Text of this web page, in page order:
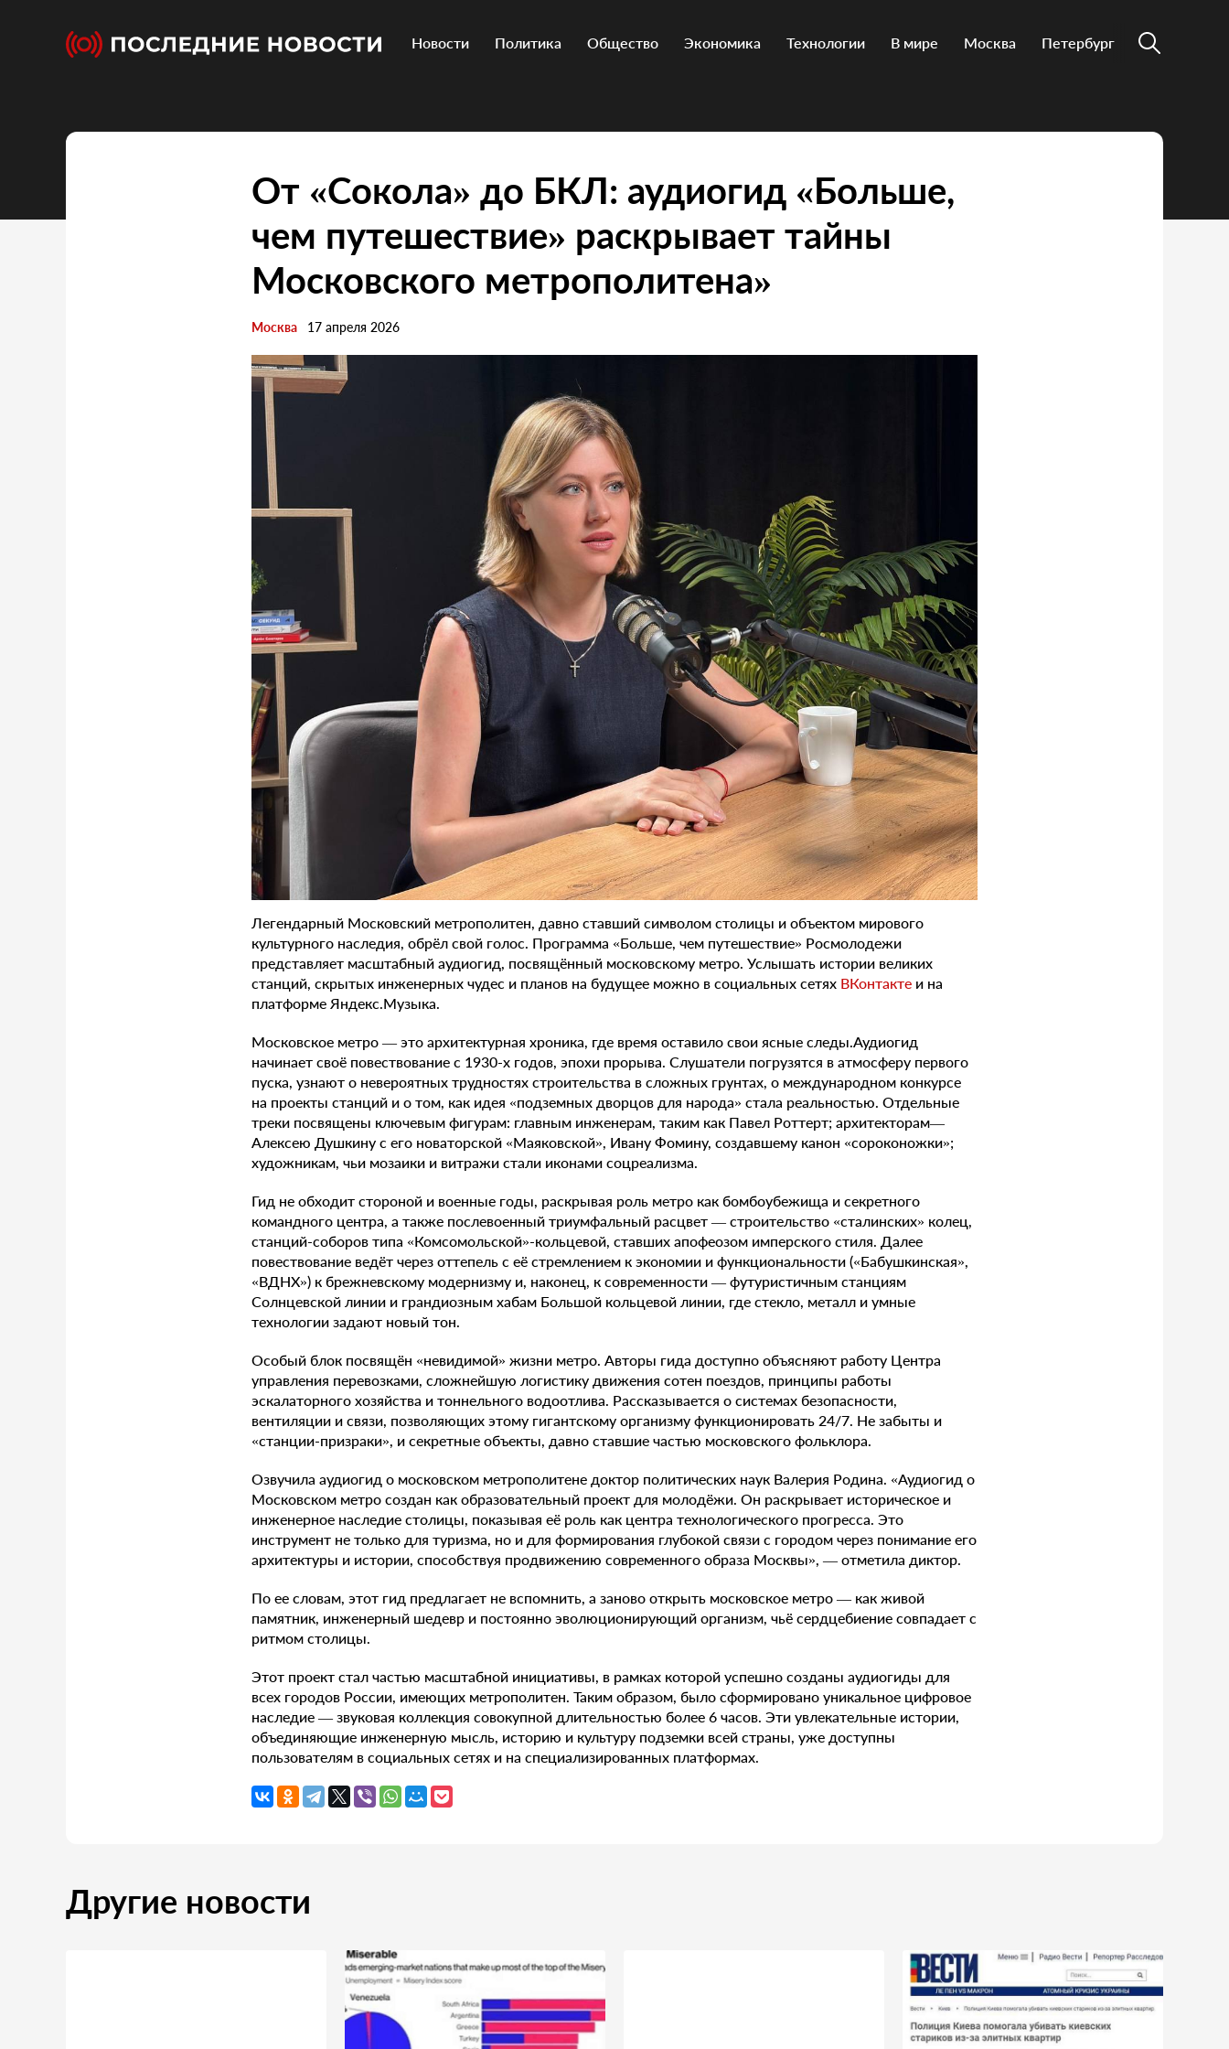
Новости Политика Общество Экономика Технологии В мире Москва Петербург
От «Сокола» до БКЛ: аудиогид «Больше,
чем путешествие» раскрывает тайны
Московского метрополитена»
Москва 17 апреля 2026
Легендарный Московский метрополитен, давно ставший символом столицы и объектом мирового
культурного наследия, обрёл свой голос. Программа «Больше, чем путешествие» Росмолодежи
представляет масштабный аудиогид, посвящённый московскому метро. Услышать истории великих
станций, скрытых инженерных чудес и планов на будущее можно в социальных сетях ВКонтакте и на
платформе Яндекс.Музыка.
Московское метро — это архитектурная хроника, где время оставило свои ясные следы.Аудиогид
начинает своё повествование с 1930-х годов, эпохи прорыва. Слушатели погрузятся в атмосферу первого
пуска, узнают о невероятных трудностях строительства в сложных грунтах, о международном конкурсе
на проекты станций и о том, как идея «подземных дворцов для народа» стала реальностью. Отдельные
треки посвящены ключевым фигурам: главным инженерам, таким как Павел Роттерт; архитекторам—
Алексею Душкину с его новаторской «Маяковской», Ивану Фомину, создавшему канон «сороконожки»;
художникам, чьи мозаики и витражи стали иконами соцреализма.
Гид не обходит стороной и военные годы, раскрывая роль метро как бомбоубежища и секретного
командного центра, а также послевоенный триумфальный расцвет — строительство «сталинских» колец,
станций-соборов типа «Комсомольской»-кольцевой, ставших апофеозом имперского стиля. Далее
повествование ведёт через оттепель с её стремлением к экономии и функциональности («Бабушкинская»,
«ВДНХ») к брежневскому модернизму и, наконец, к современности — футуристичным станциям
Солнцевской линии и грандиозным хабам Большой кольцевой линии, где стекло, металл и умные
технологии задают новый тон.
Особый блок посвящён «невидимой» жизни метро. Авторы гида доступно объясняют работу Центра
управления перевозками, сложнейшую логистику движения сотен поездов, принципы работы
эскалаторного хозяйства и тоннельного водоотлива. Рассказывается о системах безопасности,
вентиляции и связи, позволяющих этому гигантскому организму функционировать 24/7. Не забыты и
«станции-призраки», и секретные объекты, давно ставшие частью московского фольклора.
Озвучила аудиогид о московском метрополитене доктор политических наук Валерия Родина. «Аудиогид о
Московском метро создан как образовательный проект для молодёжи. Он раскрывает историческое и
инженерное наследие столицы, показывая её роль как центра технологического прогресса. Это
инструмент не только для туризма, но и для формирования глубокой связи с городом через понимание его
архитектуры и истории, способствуя продвижению современного образа Москвы», — отметила диктор.
По ее словам, этот гид предлагает не вспомнить, а заново открыть московское метро — как живой
памятник, инженерный шедевр и постоянно эволюционирующий организм, чьё сердцебиение совпадает с
ритмом столицы.
Этот проект стал частью масштабной инициативы, в рамках которой успешно созданы аудиогиды для
всех городов России, имеющих метрополитен. Таким образом, было сформировано уникальное цифровое
наследие — звуковая коллекция совокупной длительностью более 6 часов. Эти увлекательные истории,
объединяющие инженерную мысль, историю и культуру подземки всей страны, уже доступны
пользователям в социальных сетях и на специализированных платформах.
Другие новости